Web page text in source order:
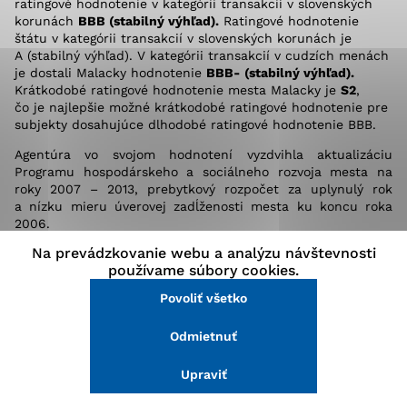
ratingové hodnotenie v kategórii transakcií v slovenských
korunách BBB (stabilný výhľad). Ratingové hodnotenie
štátu v kategórii transakcií v slovenských korunách je
A (stabilný výhľad). V kategórii transakcií v cudzích menách
je dostali Malacky hodnotenie BBB- (stabilný výhľad).
Krátkodobé ratingové hodnotenie mesta Malacky je S2,
čo je najlepšie možné krátkodobé ratingové hodnotenie pre
subjekty dosahujúce dlhodobé ratingové hodnotenie BBB.
Agentúra vo svojom hodnotení vyzdvihla aktualizáciu
Programu hospodárskeho a sociálneho rozvoja mesta na
roky 2007 – 2013, prebytkový rozpočet za uplynulý rok
a nízku mieru úverovej zadĺženosti mesta ku koncu roka
2006.
Na prevádzkovanie webu a analýzu návštevnosti
používame súbory cookies.
Povoliť všetko
Odmietnuť
Upraviť
stránke a prístup k zabezpečeným oblastiam webovej
stránky. Bez týchto súborov cookie nemôže web
správne fungovať.
Analytické cookies
Analytické cookies pomáhajú prevádzkovateľovi stránok
pochopiť, ako návštevníci stránok stránku používajú,
aby mohol stránky optimalizovať a ponúknuť im lepšiu
skúsenosť. Všetky dáta sa zbierajú anonymne a nie je
možné ich spojiť s konkrétnou osobou.
Povoliť všetko
Uložiť nastavenia
Viac informácií